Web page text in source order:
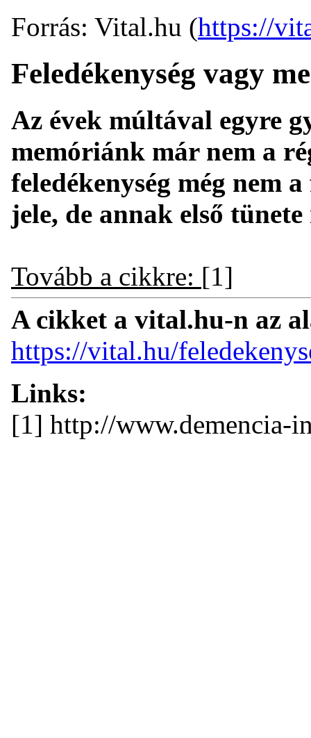
Forrás: Vital.hu (https://
Feledékenység vagy
Az évek múltával egyre
memóriánk már nem a
feledékenység még nem
jele, de annak első
Tovább a cikkre: [1]
A cikket a vital.hu-n az
https://vital.hu/
Links:
[1] http://www.demencia-